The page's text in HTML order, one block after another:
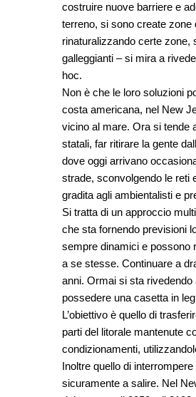
costruire nuove barriere e
terreno, si sono create zone
rinaturalizzando certe zone,
galleggianti – si mira a
hoc.
Non è che le loro soluzioni
costa americana, nel New
vicino al mare. Ora si tende
statali, far ritirare la gente
dove oggi arrivano
strade, sconvolgendo le reti
gradita agli ambientalisti e
Si tratta di un approccio
che sta fornendo previsioni
sempre dinamici e possono
a se stesse. Continuare a
anni. Ormai si sta rivedendo
possedere una casetta in
L’obiettivo è quello di
parti del litorale mantenute
condizionamenti,
Inoltre quello di
sicuramente a salire. Nel